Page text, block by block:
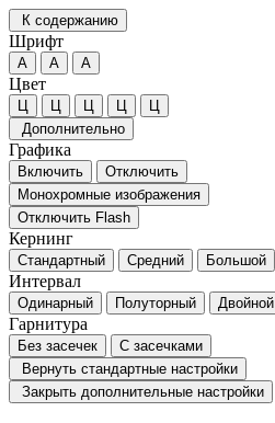
К содержанию
Шрифт
А А А
Цвет
Ц Ц Ц Ц
Ц
Дополнительно
Графика
Включить
Отключить
Монохромные изображения
Отключить Flash
Кернинг
Стандартный Средний Большой
Интервал
Одинарный Полуторный Двойной
Гарнитура
Без засечек
С засечками
Вернуть стандартные настройки
Закрыть дополнительные настройки